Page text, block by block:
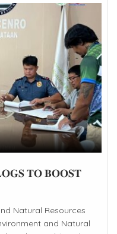
𝐓𝐎 𝐁𝐎𝐎𝐒𝐓
Natural Resources
and Natural